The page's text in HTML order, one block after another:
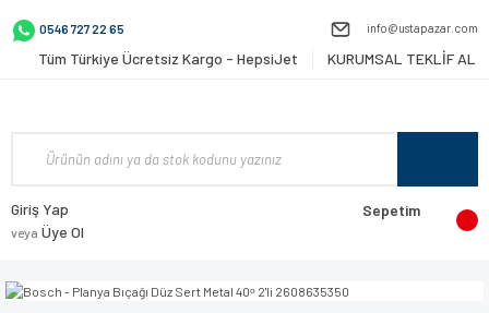
0546 727 22 65 info@ustapazar.com
Tüm Türkiye Ücretsiz Kargo - HepsiJet KURUMSAL TEKLİF AL
Giriş Yap
veya Üye Ol
Sepetim